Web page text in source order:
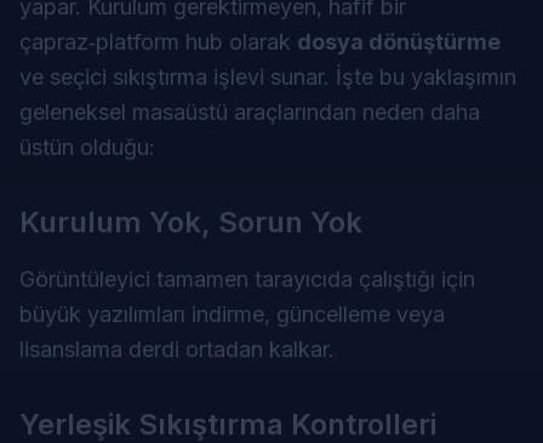
yapar. Kurulum gerektirmeyen, hafif bir
çapraz‑platform hub olarak dosya dönüştürme
ve seçici sıkıştırma işlevi sunar. İşte bu yaklaşımın
geleneksel masaüstü araçlarından neden daha
üstün olduğu:
Kurulum Yok, Sorun Yok
Görüntüleyici tamamen tarayıcıda çalıştığı için
büyük yazılımları indirme, güncelleme veya
lisanslama derdi ortadan kalkar.
Yerleşik Sıkıştırma Kontrolleri